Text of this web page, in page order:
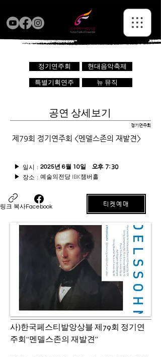
정기연주회 현대음악축제
특별기획연주 뉴 뮤직
공연 상세보기
정기연주회
제79회 정기연주회 <멘델스존의 재발견>
2025년 6월 10일
일시 :
▶ 오후 7:30
▶ 장소 : 예술의전당 IBK챔버홀
링크 복사Facebook 티켓예매
사)한국페스티발앙상블 제79회 정기연
주회“멘델스존의 재발견”